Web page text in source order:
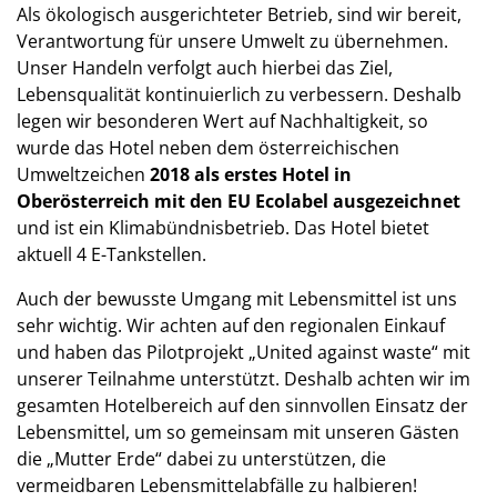
Als ökologisch ausgerichteter Betrieb, sind wir bereit,
Verantwortung für unsere Umwelt zu übernehmen.
Unser Handeln verfolgt auch hierbei das Ziel,
Lebensqualität kontinuierlich zu verbessern. Deshalb
legen wir besonderen Wert auf Nachhaltigkeit, so
wurde das Hotel neben dem österreichischen
Umweltzeichen 2018 als erstes Hotel in
Oberösterreich mit den EU Ecolabel ausgezeichnet
und ist ein Klimabündnisbetrieb. Das Hotel bietet
aktuell 4 E-Tankstellen.
Auch der bewusste Umgang mit Lebensmittel ist uns
sehr wichtig. Wir achten auf den regionalen Einkauf
und haben das Pilotprojekt „United against waste“ mit
unserer Teilnahme unterstützt. Deshalb achten wir im
gesamten Hotelbereich auf den sinnvollen Einsatz der
Lebensmittel, um so gemeinsam mit unseren Gästen
die „Mutter Erde“ dabei zu unterstützen, die
vermeidbaren Lebensmittelabfälle zu halbieren!